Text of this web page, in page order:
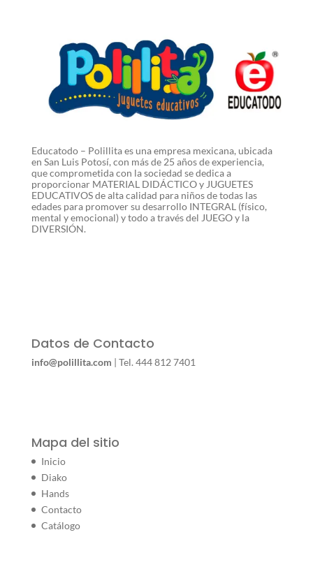
Educatodo – Polillita es una empresa mexicana, ubicada
en San Luis Potosí, con más de 25 años de experiencia,
que comprometida con la sociedad se dedica a
proporcionar MATERIAL DIDÁCTICO y JUGUETES
EDUCATIVOS de alta calidad para niños de todas las
edades para promover su desarrollo INTEGRAL (físico,
mental y emocional) y todo a través del JUEGO y la
DIVERSIÓN.
Datos de Contacto
info@polillita.com | Tel. 444 812 7401
Mapa del sitio
Inicio
Diako
Hands
Contacto
Catálogo